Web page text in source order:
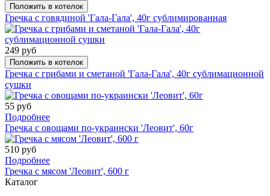
Положить в котелок
Гречка с говядиной 'Гала-Гала', 40г сублимированная
249 руб
Положить в котелок
Гречка с грибами и сметаной 'Гала-Гала', 40г сублимационной
сушки
55 руб
Подробнее
Гречка с овощами по-украински 'Леовит', 60г
510 руб
Подробнее
Гречка с мясом 'Леовит', 600 г
Каталог